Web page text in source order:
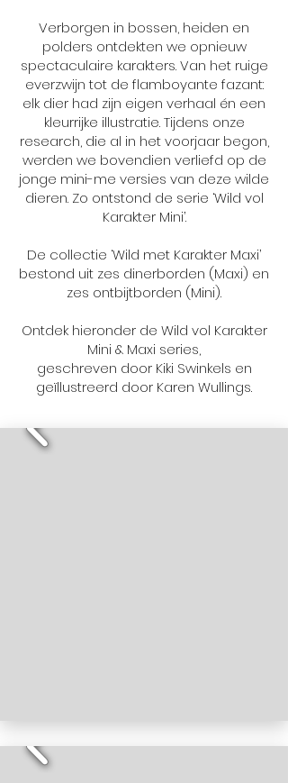
Verborgen in bossen, heiden en
polders ontdekten we opnieuw
spectaculaire karakters. Van het ruige
everzwijn tot de flamboyante fazant:
elk dier had zijn eigen verhaal én een
kleurrijke illustratie. Tijdens onze
research, die al in het voorjaar begon,
werden we bovendien verliefd op de
jonge mini-me versies van deze wilde
dieren. Zo ontstond de serie ‘Wild vol
Karakter Mini’.
De collectie ‘Wild met Karakter Maxi’
bestond uit zes dinerborden (Maxi) en
zes ontbijtborden (Mini).
Ontdek hieronder de Wild vol Karakter
Mini & Maxi series,
geschreven door Kiki Swinkels en
geïllustreerd door Karen Wullings.